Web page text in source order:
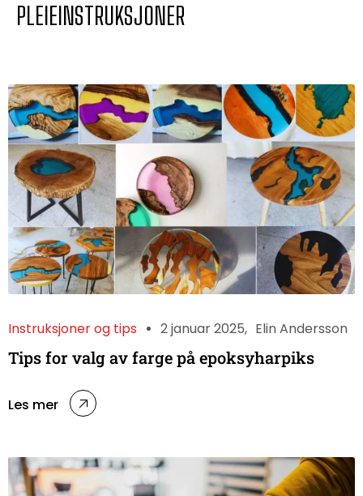
PLEIEINSTRUKSJONER
Instruksjoner og tips 2 januar 2025 Elin Andersson
Tips for valg av farge på epoksyharpiks
Les mer